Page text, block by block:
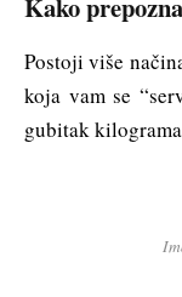
Kako
Postoji više
koja vam se
gubitak